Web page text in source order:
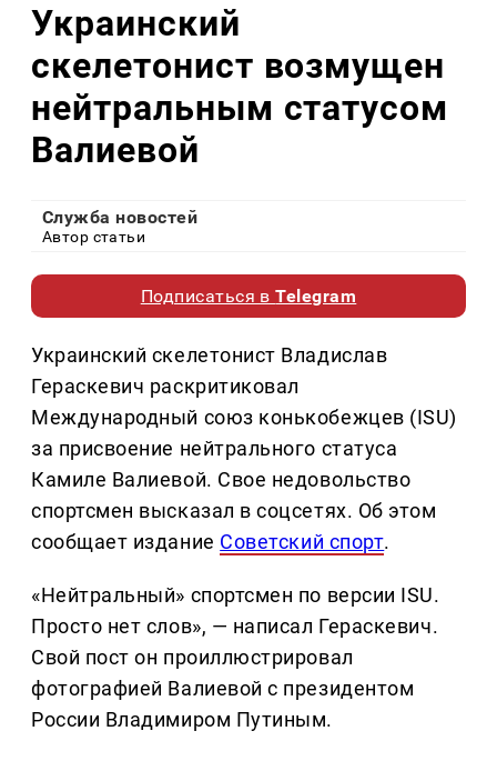
Украинский
скелетонист возмущен
нейтральным статусом
Валиевой
Служба новостей
Автор статьи
Подписаться вTelegram
Украинский скелетонист Владислав
Гераскевич раскритиковал
Международный союз конькобежцев (ISU)
за присвоение нейтрального статуса
Камиле Валиевой. Свое недовольство
спортсмен высказал в соцсетях. Об этом
сообщает издание Советский спорт.
«Нейтральный» спортсмен по версии ISU.
Просто нет слов», — написал Гераскевич.
Свой пост он проиллюстрировал
фотографией Валиевой с президентом
России Владимиром Путиным.